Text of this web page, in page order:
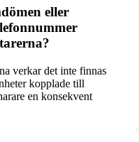
eller
verkar det inte finnas
kopplade till
en konsekvent